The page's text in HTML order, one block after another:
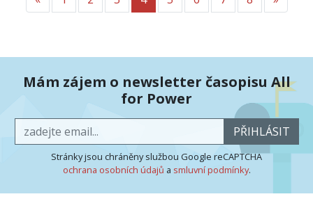
Mám zájem o newsletter časopisu All
for Power
PŘIHLÁSIT
Stránky jsou chráněny službou Google reCAPTCHA
ochrana osobních údajů a smluvní podmínky.